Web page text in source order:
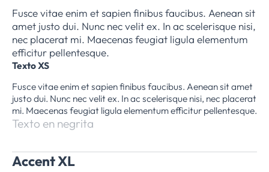
Fusce vitae enim et sapien finibus faucibus. Aenean sit
amet justo dui. Nunc nec velit ex. In ac scelerisque nisi,
nec placerat mi. Maecenas feugiat ligula elementum
efficitur pellentesque.
Texto XS
Fusce vitae enim et sapien finibus faucibus. Aenean sit amet
justo dui. Nunc nec velit ex. In ac scelerisque nisi, nec placerat
mi. Maecenas feugiat ligula elementum efficitur pellentesque.
Texto en negrita
Accent XL